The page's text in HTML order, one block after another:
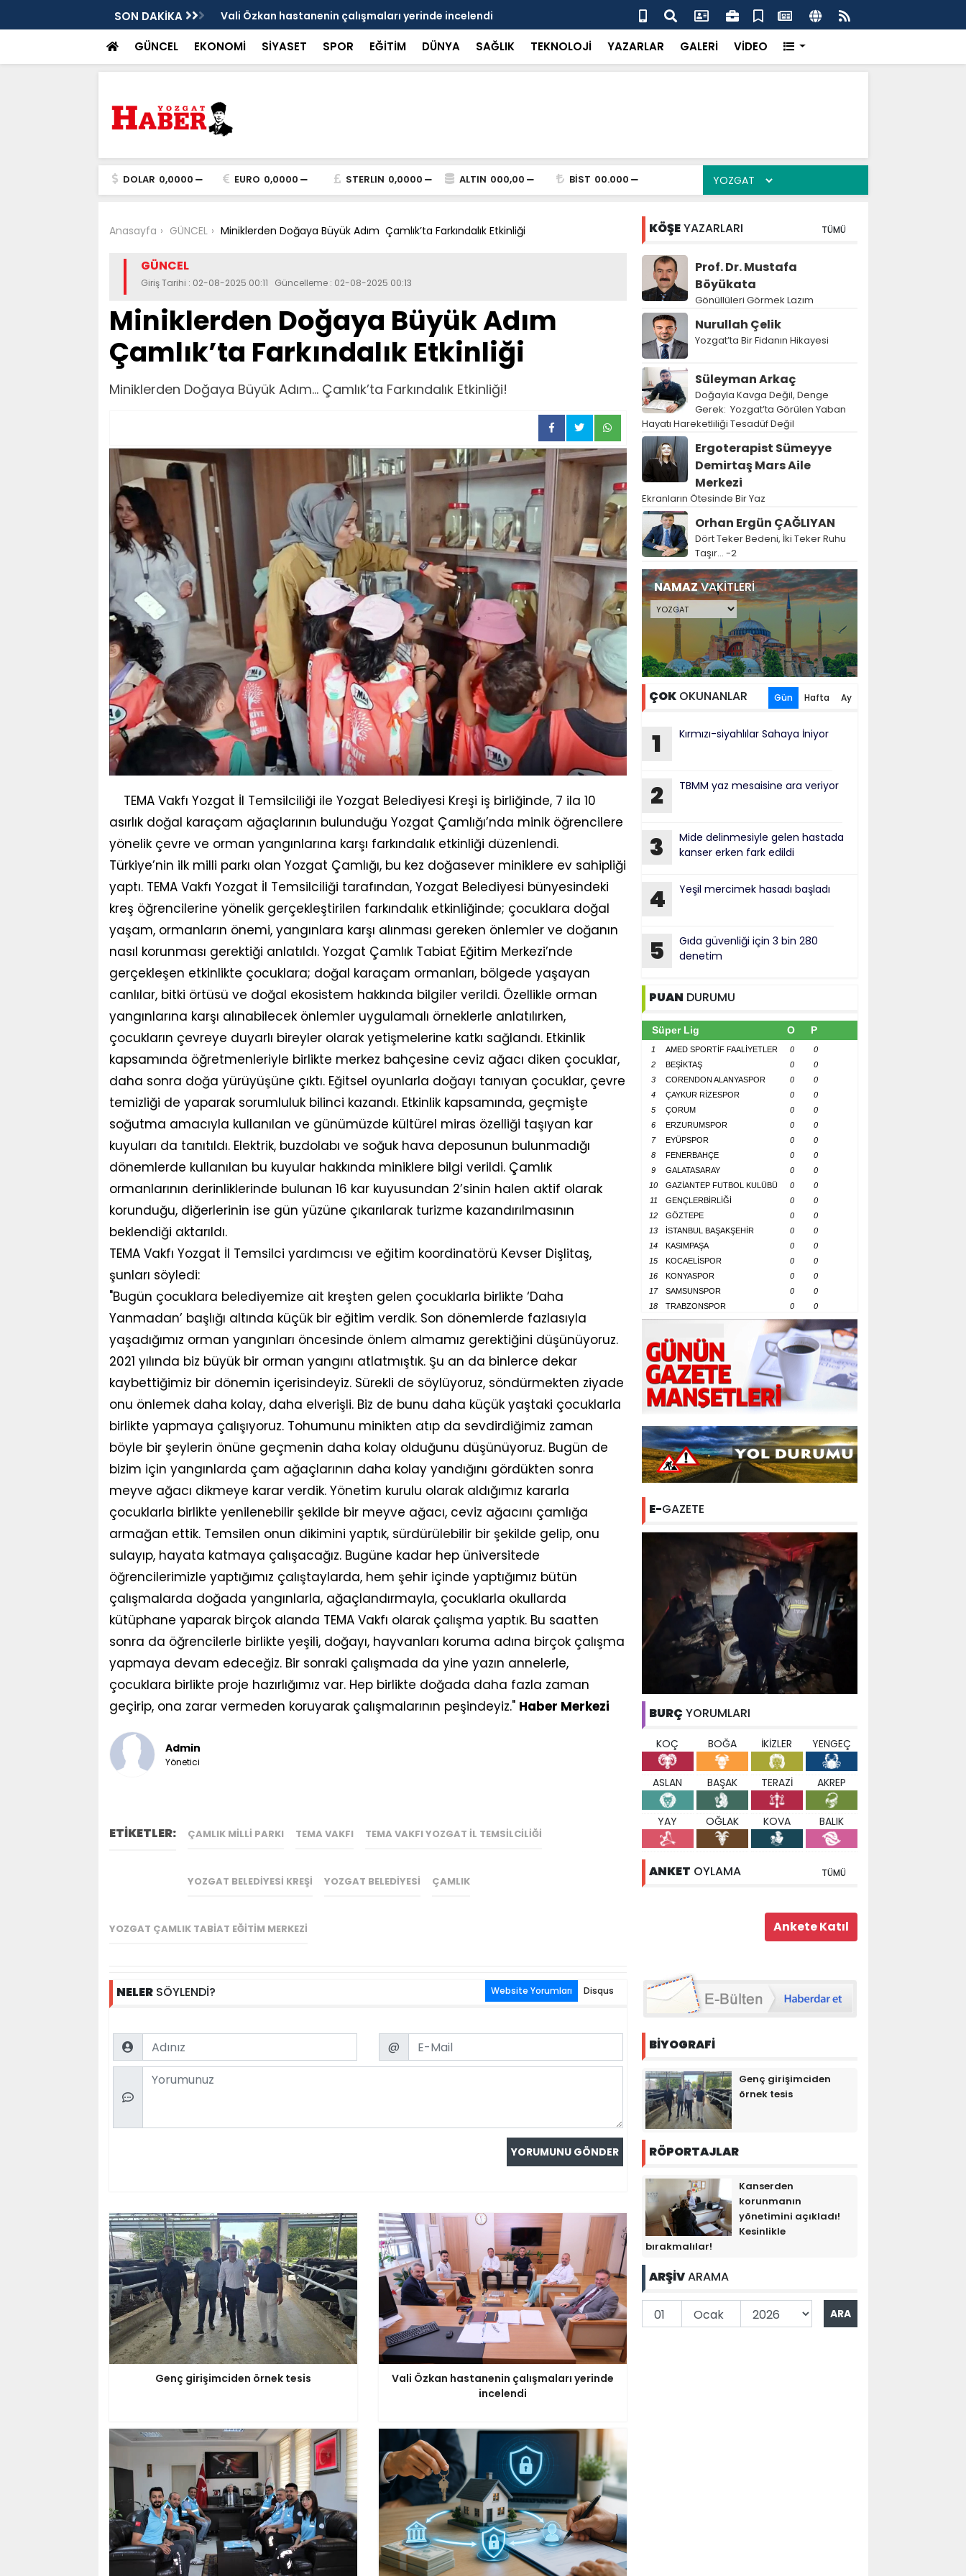
SON DAKİKA
yerinde incelendi Karaarslan'dan UMKE'ye övgü Gayrimenkul satışlarında yeni dönem
GÜNCEL EKONOMİ SİYASET SPOR EĞİTİM DÜNYA SAĞLIK TEKNOLOJİ YAZARLAR GALERİ VİDEO
DOLAR 0,0000 EURO 0,0000 STERLIN 0,0000 ALTIN 000,00 BİST 00.000
Anasayfa GÜNCEL Miniklerden Doğaya Büyük Adım Çamlık’ta Farkındalık Etkinliği
GÜNCEL
Giriş Tarihi : 02-08-2025 00:11 Güncelleme : 02-08-2025 00:13
Miniklerden Doğaya Büyük Adım
Çamlık’ta Farkındalık Etkinliği
Miniklerden Doğaya Büyük Adım... Çamlık’ta Farkındalık Etkinliği!
TEMA Vakfı Yozgat İl Temsilciliği ile Yozgat Belediyesi Kreşi iş birliğinde, 7 ila 10
asırlık doğal karaçam ağaçlarının bulunduğu Yozgat Çamlığı’nda minik öğrencilere
yönelik çevre ve orman yangınlarına karşı farkındalık etkinliği düzenlendi.
Türkiye’nin ilk milli parkı olan Yozgat Çamlığı, bu kez doğasever miniklere ev sahipliği
yaptı. TEMA Vakfı Yozgat İl Temsilciliği tarafından, Yozgat Belediyesi bünyesindeki
kreş öğrencilerine yönelik gerçekleştirilen farkındalık etkinliğinde; çocuklara doğal
yaşam, ormanların önemi, yangınlara karşı alınması gereken önlemler ve doğanın
nasıl korunması gerektiği anlatıldı. Yozgat Çamlık Tabiat Eğitim Merkezi’nde
gerçekleşen etkinlikte çocuklara; doğal karaçam ormanları, bölgede yaşayan
canlılar, bitki örtüsü ve doğal ekosistem hakkında bilgiler verildi. Özellikle orman
yangınlarına karşı alınabilecek önlemler uygulamalı örneklerle anlatılırken,
çocukların çevreye duyarlı bireyler olarak yetişmelerine katkı sağlandı. Etkinlik
kapsamında öğretmenleriyle birlikte merkez bahçesine ceviz ağacı diken çocuklar,
daha sonra doğa yürüyüşüne çıktı. Eğitsel oyunlarla doğayı tanıyan çocuklar, çevre
temizliği de yaparak sorumluluk bilinci kazandı. Etkinlik kapsamında, geçmişte
soğutma amacıyla kullanılan ve günümüzde kültürel miras özelliği taşıyan kar
kuyuları da tanıtıldı. Elektrik, buzdolabı ve soğuk hava deposunun bulunmadığı
dönemlerde kullanılan bu kuyular hakkında miniklere bilgi verildi. Çamlık
ormanlarının derinliklerinde bulunan 16 kar kuyusundan 2’sinin halen aktif olarak
korunduğu, diğerlerinin ise gün yüzüne çıkarılarak turizme kazandırılmasının
beklendiği aktarıldı.
TEMA Vakfı Yozgat İl Temsilci yardımcısı ve eğitim koordinatörü Kevser Dişlitaş,
şunları söyledi:
"Bugün çocuklara belediyemize ait kreşten gelen çocuklarla birlikte ‘Daha
Yanmadan’ başlığı altında küçük bir eğitim verdik. Son dönemlerde fazlasıyla
yaşadığımız orman yangınları öncesinde önlem almamız gerektiğini düşünüyoruz.
2021 yılında biz büyük bir orman yangını atlatmıştık. Şu an da binlerce dekar
kaybettiğimiz bir dönemin içerisindeyiz. Sürekli de söylüyoruz, söndürmekten ziyade
onu önlemek daha kolay, daha elverişli. Biz de bunu daha küçük yaştaki çocuklarla
birlikte yapmaya çalışıyoruz. Tohumunu minikten atıp da sevdirdiğimiz zaman
böyle bir şeylerin önüne geçmenin daha kolay olduğunu düşünüyoruz. Bugün de
bizim için yangınlarda çam ağaçlarının daha kolay yandığını gördükten sonra
meyve ağacı dikmeye karar verdik. Yönetim kurulu olarak aldığımız kararla
çocuklarla birlikte yenilenebilir şekilde bir meyve ağacı, ceviz ağacını çamlığa
armağan ettik. Temsilen onun dikimini yaptık, sürdürülebilir bir şekilde gelip, onu
sulayıp, hayata katmaya çalışacağız. Bugüne kadar hep üniversitede
öğrencilerimizle yaptığımız çalıştaylarda, hem şehir içinde yaptığımız bütün
çalışmalarda doğada yangınlarla, ağaçlandırmayla, çocuklarla okullarda
kütüphane yaparak birçok alanda TEMA Vakfı olarak çalışma yaptık. Bu saatten
sonra da öğrencilerle birlikte yeşili, doğayı, hayvanları koruma adına birçok çalışma
yapmaya devam edeceğiz. Bir sonraki çalışmada da yine yazın annelerle,
çocuklara birlikte proje hazırlığımız var. Hep birlikte doğada daha fazla zaman
geçirip, ona zarar vermeden koruyarak çalışmalarının peşindeyiz." Haber Merkezi
Admin
Yönetici
ETİKETLER: ÇAMLIK MILLI PARKI TEMA VAKFI TEMA VAKFI YOZGAT İL TEMSILCILIĞI
YOZGAT BELEDIYESI KREŞI YOZGAT BELEDIYESI ÇAMLIK
YOZGAT ÇAMLIK TABIAT EĞITIM MERKEZI
NELERSÖYLENDİ? Website Yorumları Disqus
Name Email
@
Comment
Genç girişimciden örnek tesis
Vali Özkan hastanenin çalışmaları yerinde
incelendi
KÖŞEYAZARLARI TÜMÜ
Prof. Dr. Mustafa
Böyükata
Gönüllüleri Görmek Lazım
Nurullah Çelik
Yozgat’ta Bir Fidanın Hikayesi
Süleyman Arkaç
Doğayla Kavga Değil, Denge
Gerek: Yozgat’ta Görülen Yaban
Hayatı Hareketliliği Tesadüf Değil
Ergoterapist Sümeyye
Demirtaş Mars Aile
Merkezi
Ekranların Ötesinde Bir Yaz
Orhan Ergün ÇAĞLIYAN
Dört Teker Bedeni, İki Teker Ruhu
Taşır… -2
NAMAZVAKİTLERİ
ÇOKOKUNANLAR Gün Hafta Ay
1 Kırmızı-siyahlılar Sahaya İniyor
2 TBMM yaz mesaisine ara veriyor
3
Mide delinmesiyle gelen hastada
kanser erken fark edildi
4 Yeşil mercimek hasadı başladı
5
Gıda güvenliği için 3 bin 280
denetim
PUAN DURUMU
Süper Lig O P
1 AMED SPORTİF FAALİYETLER 0
0
2
BEŞİKTAŞ 0
0
3
CORENDON ALANYASPOR 0
0
4
ÇAYKUR RİZESPOR 0
0
5
ÇORUM 0
0
6
ERZURUMSPOR 0
0
7
EYÜPSPOR 0
0
8
FENERBAHÇE 0
0
9
GALATASARAY 0
0
10
GAZİANTEP FUTBOL KULÜBÜ 0
0
11
GENÇLERBİRLİĞİ 0
0
12
GÖZTEPE 0
0
13
İSTANBUL BAŞAKŞEHİR 0
0
14
KASIMPAŞA 0
0
15
KOCAELİSPOR 0
0
16
KONYASPOR 0
0
17
SAMSUNSPOR 0
0
18
TRABZONSPOR 0 0
E-GAZETE
BURÇ YORUMLARI
KOÇ BOĞA İKİZLER YENGEÇ
ASLAN BAŞAK TERAZİ AKREP
YAY OĞLAK KOVA BALIK
ANKET OYLAMA TÜMÜ
BİYOGRAFİ
Genç girişimciden
örnek tesis
RÖPORTAJLAR
Kanserden
korunmanın
yönetimini açıkladı!
Kesinlikle
bırakmalılar!
ARŞİVARAMA